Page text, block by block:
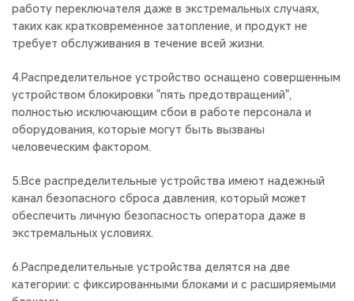
работу переключателя даже в экстремальных случаях,
таких как кратковременное затопление, и продукт не
требует обслуживания в течение всей жизни.
4.Распределительное устройство оснащено совершенным
устройством блокировки "пять предотвращений",
полностью исключающим сбои в работе персонала и
оборудования, которые могут быть вызваны
человеческим фактором.
5.Все распределительные устройства имеют надежный
канал безопасного сброса давления, который может
обеспечить личную безопасность оператора даже в
экстремальных условиях.
6.Распределительные устройства делятся на две
категории: с фиксированными блоками и с расширяемыми